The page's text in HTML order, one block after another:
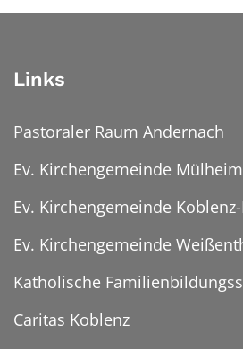
Links
Pastoraler Raum Andernach
Ev. Kirchengemeinde Mülheim
Ev. Kirchengemeinde
Ev. Kirchengemeinde
Katholische
Caritas Koblenz